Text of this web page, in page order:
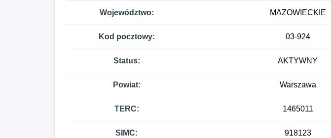
Województwo: MAZOWIECKIE
Kod pocztowy: 03-924
Status: AKTYWNY
Powiat: Warszawa
TERC: 1465011
SIMC: 918123